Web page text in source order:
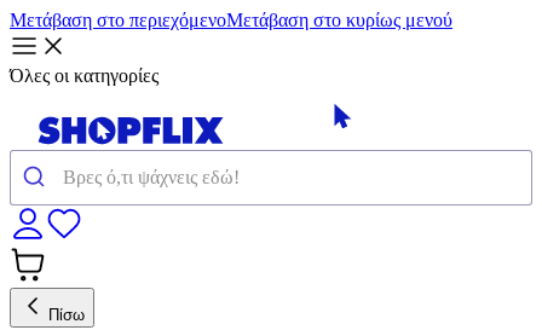
Μετάβαση στο περιεχόμενοΜετάβαση στο κυρίως μενού
Όλες οι κατηγορίες
Πίσω